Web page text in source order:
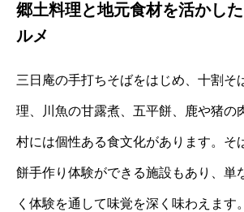
郷土料理と地元食材を活かし
ルメ
三日庵の手打ちそばをはじめ、十割そ
理、川魚の甘露煮、五平餅、鹿や猪の
村には個性ある食文化があります。そ
餅手作り体験ができる施設もあり、単
く体験を通して味覚を深く味わえます。